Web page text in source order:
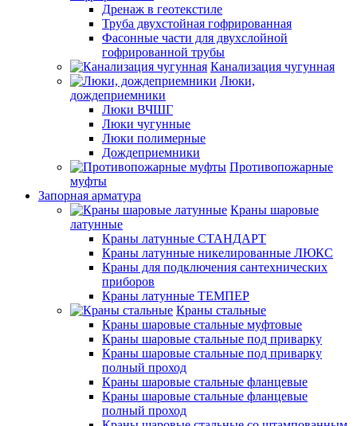
Дренаж в геотекстиле
Труба двухстойная гофрированная
Фасонные части для двухслойной
гофрированной трубы
Канализация чугунная
Люки,
дождеприемники
Люки ВЧШГ
Люки чугунные
Люки полимерные
Дождеприемники
Противопожарные
муфты
Запорная арматура
Краны шаровые
латунные
Краны латунные СТАНДАРТ
Краны латунные никелированные ЛЮКС
Краны для подключения сантехнических
приборов
Краны латунные ТЕМПЕР
Краны стальные
Краны шаровые стальные муфтовые
Краны шаровые стальные под приварку
Краны шаровые стальные под приварку
полный проход
Краны шаровые стальные фланцевые
Краны шаровые стальные фланцевые
полный проход